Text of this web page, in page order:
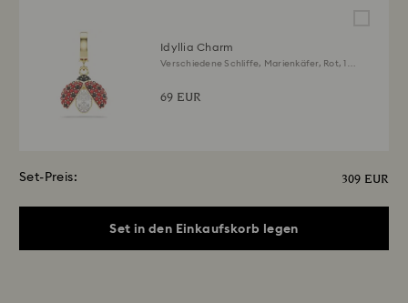
Idyllia Charm
Verschiedene Schliffe, Marienkäfer, Rot, 18K
69 EUR
Set-Preis: 309 EUR
Set in den Einkaufskorb legen